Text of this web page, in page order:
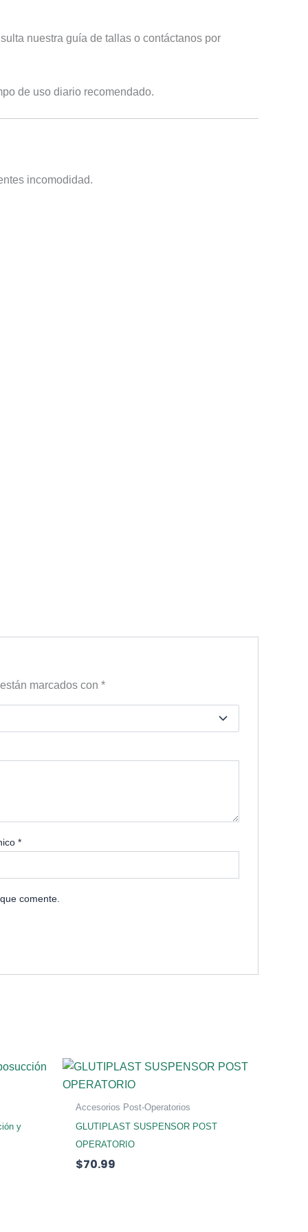
nuestra guía de tallas o contáctanos por
de uso diario recomendado.
incomodidad.
marcados con *
*
comente.
y
Accesorios Post-Operatorios
GLUTIPLAST SUSPENSOR POST
OPERATORIO
$70.99